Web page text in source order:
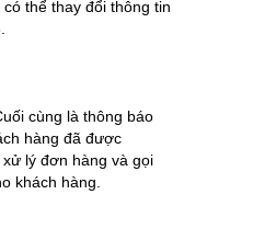
thể thay đổi thông tin
cùng là thông báo
hàng đã được
lý đơn hàng và gọi
khách hàng.